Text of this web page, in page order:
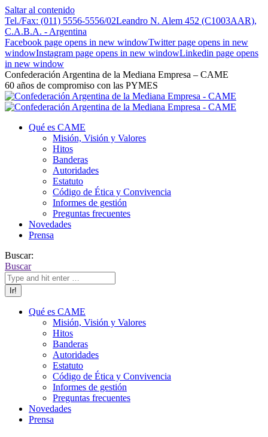
Saltar al contenido
Tel./Fax: (011) 5556-5556/02Leandro N. Alem 452 (C1003AAR),
C.A.B.A. - Argentina
Facebook page opens in new windowTwitter page opens in new
windowInstagram page opens in new windowLinkedin page opens
in new window
Confederación Argentina de la Mediana Empresa – CAME
60 años de compromiso con las PYMES
Qué es CAME
Misión, Visión y Valores
Hitos
Banderas
Autoridades
Estatuto
Código de Ética y Convivencia
Informes de gestión
Preguntas frecuentes
Novedades
Prensa
Buscar:
Buscar
Qué es CAME
Misión, Visión y Valores
Hitos
Banderas
Autoridades
Estatuto
Código de Ética y Convivencia
Informes de gestión
Preguntas frecuentes
Novedades
Prensa